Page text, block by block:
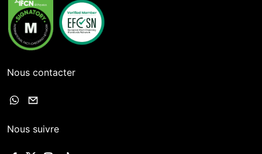
Nous contacter
Nous suivre